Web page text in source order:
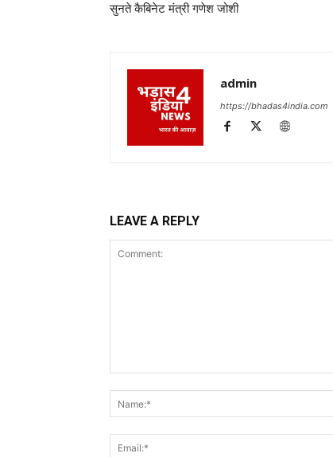
सुनते कैबिनेट मंत्री गणेश जोशी
admin
https://bhadas4india.com
LEAVE A REPLY